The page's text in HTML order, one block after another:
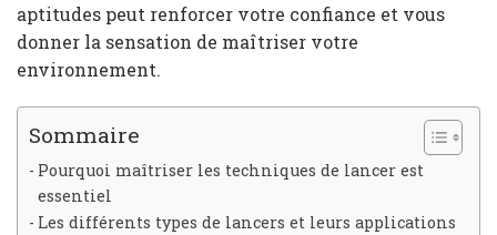
aptitudes peut renforcer votre confiance et vous
donner la sensation de maîtriser votre
environnement.
Sommaire
Pourquoi maîtriser les techniques de lancer est
essentiel
Les différents types de lancers et leurs applications